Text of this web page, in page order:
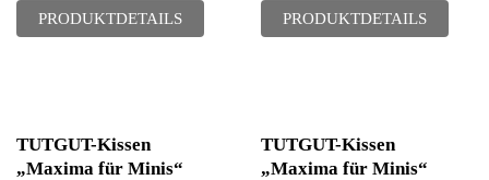
PRODUKTDETAILS PRODUKTDETAILS
TUTGUT-Kissen
„Maxima für Minis“
TUTGUT-Kissen
„Maxima für Minis“